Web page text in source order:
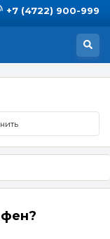
+7 (4722) 900-999